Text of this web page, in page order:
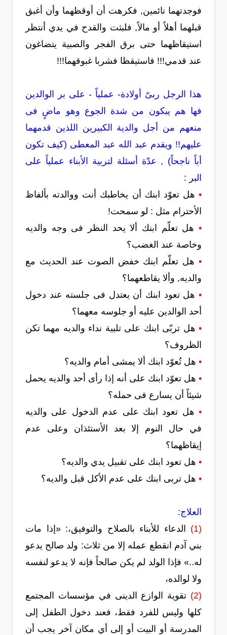
فوجدتهما نائمين, فكرهت أن أوقظهما وأن أغبق
قبلهما أهلاً أو مالاً, فلبثت والقدح في يدي أنتظر
استيقاظهما حتى برق الفجر والصبية يتضاغون
عند قدمي!!! فاستيقظا فشربا غبوقهما!!!
هذا الرجل ربىّ أولادة- عملياً - على بر الوالدين
فها هم يبكون من شدة الجوع وهو ماضٍ فى
منعهم من أجل والدية الكبيرين اللذين قدمهما
عليهم!! ويقدم عبد الله عبد المعطى (كيف تكون
أباً ناجحاً) , عدّة أسئلة لتربية الأبناء عملياً على
البر :
• هل تعوّد ابنك أن يخاطبك أنت ووالدته بألفاظ
الأحترام مثل : لو سمحت!
• هل تعلّم ابنك ألا يحد النظر فى وجه والديه
وخاصة عند الغضب؟
• هل تعلّم ابنك خفض الصوت عند الحديث مع
والديه, وألا يقاطعهما؟
• هل تعود ابنك أن يعتدل فى جلسته عند دخول
أحد الوالدين عليه أو جلوسه معهما؟
• هل تربّى ابنك على تلبية نداء والديه مهما تكن
الظروف؟
• هل تُعوّد ابنك ألا يمشى أمام والديه؟
• هل تعوّد ابنك على أنه إذا رأى أحد والديه يحمل
شيئاً أن يسارع فى حمله؟
• هل تعود ابنك على عدم الدخول على والديه
في حال النوم إلا بعد الأستئذان وعلى عدم
إيقاظهما؟
• هل تعود ابنك على تقبيل يدي والديه؟
• هل تربى ابنك على عدم الأكل قبل والديه؟
العلاج:
(1)
الدعاء للأبناء بالصلاح والتوفيق،: «إذا مات
بني آدم انقطع عمله إلا من ثلاث: ولد صالح يدعو
له..» فإذا الولد لم يكن صالحاً فإنه لا يدعو لنفسه
ولا لوالده،
(2)
تقوية الوازع الدينى في مؤسسات المجتمع
كلها وليس للفرد فقط، فعند دخول الطفل إلى
المدرسة أو البيت أو إلى أي مكان آخر يجب أن